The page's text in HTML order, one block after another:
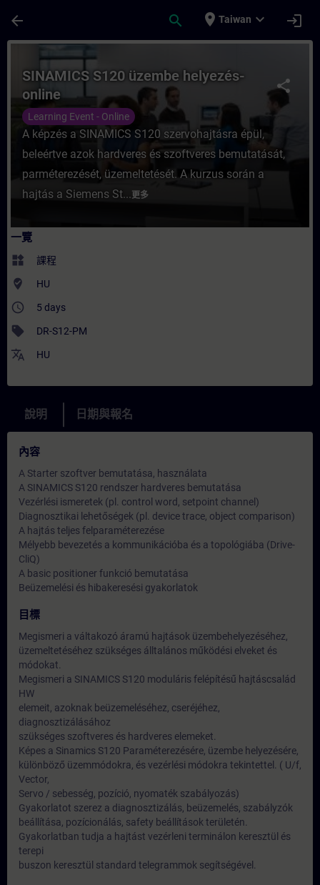
arrow_back search place Taiwan expand_more login
課程 - SINAMICS S120 üzembe
share
SINAMICS S120 üzembe helyezés-
online
Learning Event - Online
A képzés a SINAMICS S120 szervohajtásra épül,
beleértve azok hardveres és szoftveres bemutatását,
parméterezését, üzemeltetését. A kurzus során a
hajtás a Siemens St...更多
一覽
widgets 課程
where_to_vote HU
access_time 5 days
sell DR-S12-PM
translate HU
說明 日期與報名
內容
A Starter szoftver bemutatása, használata
A SINAMICS S120 rendszer hardveres bemutatása
Vezérlési ismeretek (pl. control word, setpoint channel)
Diagnosztikai lehetőségek (pl. device trace, object comparison)
A hajtás teljes felparaméterezése
Mélyebb bevezetés a kommunikációba és a topológiába (Drive-
CliQ)
A basic positioner funkció bemutatása
Beüzemelési és hibakeresési gyakorlatok
目標
Megismeri a váltakozó áramú hajtások üzembehelyezéséhez,
üzemeltetéséhez szükséges álltalános működési elveket és
módokat.
Megismeri a SINAMICS S120 moduláris felépítésű hajtáscsalád
HW
elemeit, azoknak beüzemeléséhez, cseréjéhez,
diagnosztizálásához
szükséges szoftveres és hardveres elemeket.
Képes a Sinamics S120 Paraméterezésére, üzembe helyezésére,
különböző üzemmódokra, és vezérlési módokra tekintettel. ( U/f,
Vector,
Servo / sebesség, pozíció, nyomaték szabályozás)
Gyakorlatot szerez a diagnosztizálás, beüzemelés, szabályzók
beállítása, pozícionálás, safety beállítások területén.
Gyakorlatban tudja a hajtást vezérleni terminálon keresztül és
terepi
buszon keresztül standard telegrammok segítségével.